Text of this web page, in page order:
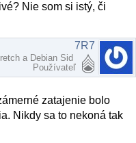
Nie som si istý, či
7R7
a Debian Sid
Používateľ
zatajenie bolo
Nikdy sa to nekoná tak